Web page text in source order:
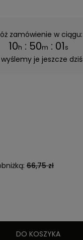
zamówienie w ciągu:
10h : 50m : 01s
je jeszcze dziś
66,75 zł
DO KOSZYKA